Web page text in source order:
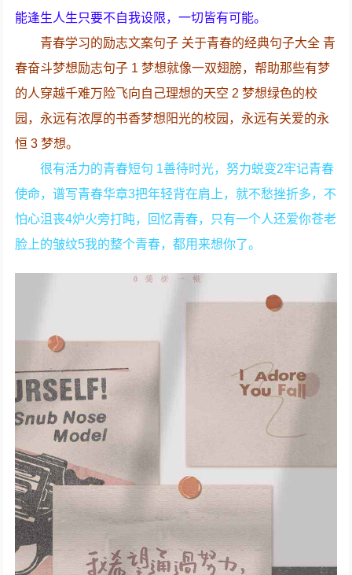
能逢生人生只要不自我设限，一切皆有可能。
青春学习的励志文案句子 关于青春的经典句子大全 青
春奋斗梦想励志句子 1 梦想就像一双翅膀，帮助那些有梦
的人穿越千难万险飞向自己理想的天空 2 梦想绿色的校
园，永远有浓厚的书香梦想阳光的校园，永远有关爱的永
恒 3 梦想。
很有活力的青春短句 1善待时光，努力蜕变2牢记青春
使命，谱写青春华章3把年轻背在肩上，就不愁挫折多，不
怕心沮丧4炉火旁打盹，回忆青春，只有一个人还爱你苍老
脸上的皱纹5我的整个青春，都用来想你了。